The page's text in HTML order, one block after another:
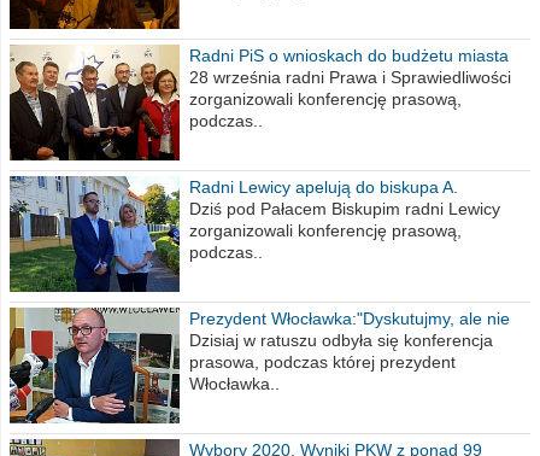
Radni PiS o wnioskach do budżetu miasta
na 2021 rok
28 września radni Prawa i Sprawiedliwości
zorganizowali konferencję prasową,
podczas..
Radni Lewicy apelują do biskupa A.
Wiesława Meringa
Dziś pod Pałacem Biskupim radni Lewicy
zorganizowali konferencję prasową,
podczas..
Prezydent Włocławka:"Dyskutujmy, ale nie
obrażajmy się”
Dzisiaj w ratuszu odbyła się konferencja
prasowa, podczas której prezydent
Włocławka..
Wybory 2020. Wyniki PKW z ponad 99